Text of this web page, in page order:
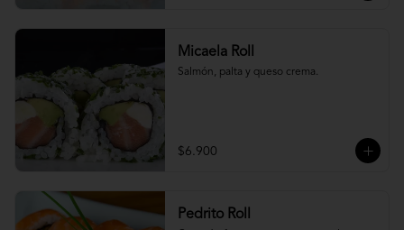
Micaela Roll
Salmón, palta y queso crema.
$6.900
Pedrito Roll